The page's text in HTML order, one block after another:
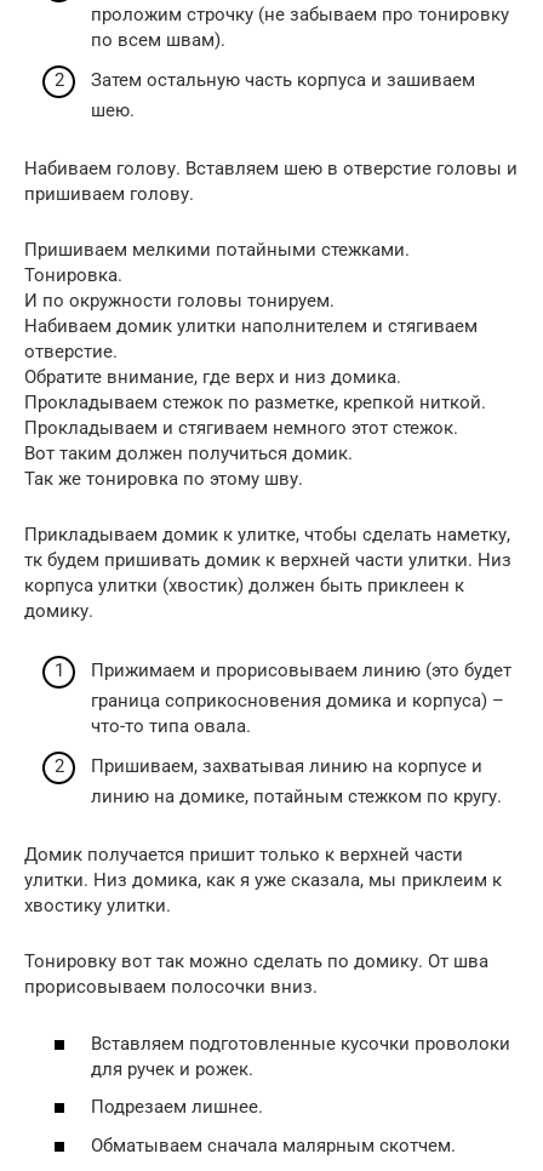
проложим строчку (не забываем про тонировку
по всем швам).
Затем остальную часть корпуса и зашиваем
шею.
Набиваем голову. Вставляем шею в отверстие головы и
пришиваем голову.
Пришиваем мелкими потайными стежками.
Тонировка.
И по окружности головы тонируем.
Набиваем домик улитки наполнителем и стягиваем
отверстие.
Обратите внимание, где верх и низ домика.
Прокладываем стежок по разметке, крепкой ниткой.
Прокладываем и стягиваем немного этот стежок.
Вот таким должен получиться домик.
Так же тонировка по этому шву.
Прикладываем домик к улитке, чтобы сделать наметку,
тк будем пришивать домик к верхней части улитки. Низ
корпуса улитки (хвостик) должен быть приклеен к
домику.
Прижимаем и прорисовываем линию (это будет
граница соприкосновения домика и корпуса) –
что-то типа овала.
Пришиваем, захватывая линию на корпусе и
линию на домике, потайным стежком по кругу.
Домик получается пришит только к верхней части
улитки. Низ домика, как я уже сказала, мы приклеим к
хвостику улитки.
Тонировку вот так можно сделать по домику. От шва
прорисовываем полосочки вниз.
Вставляем подготовленные кусочки проволоки
для ручек и рожек.
Подрезаем лишнее.
Обматываем сначала малярным скотчем.